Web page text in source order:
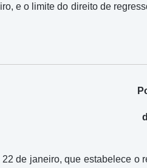
e o limite do direito de
22 de janeiro, que estabelece o